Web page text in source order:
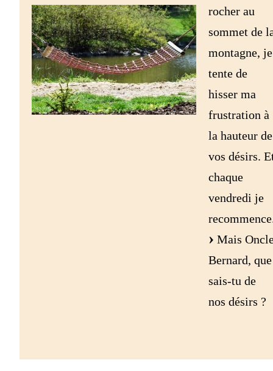
rocher au
sommet de
montagne, je
tente de
hisser ma
frustration à
la hauteur de
vos désirs.
chaque
vendredi je
Mais
Bernard, que
sais-tu de
nos désirs ?